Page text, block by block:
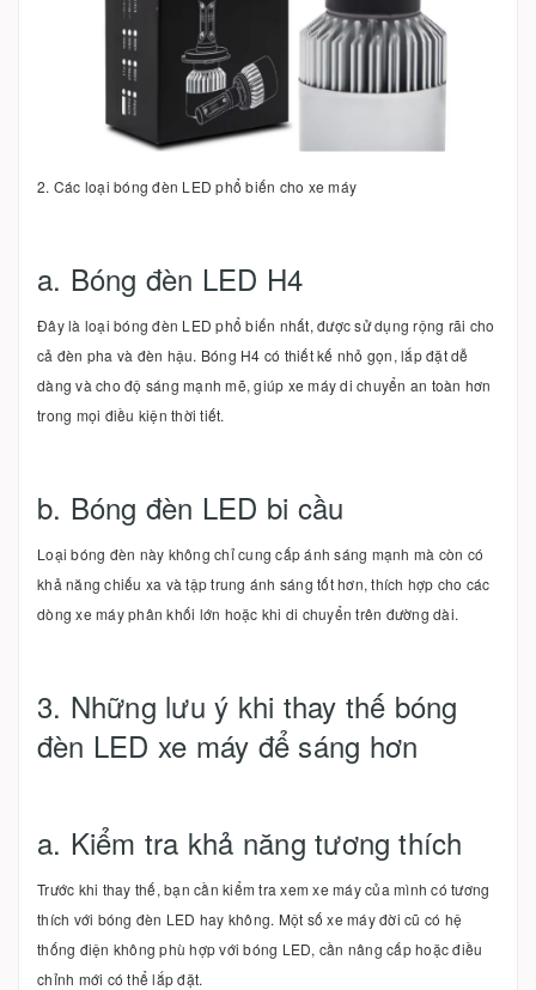
2. Các loại bóng đèn LED phổ biến cho xe máy
a. Bóng đèn LED H4
Đây là loại bóng đèn LED phổ biến nhất, được sử dụng rộng rãi cho
cả đèn pha và đèn hậu. Bóng H4 có thiết kế nhỏ gọn, lắp đặt dễ
dàng và cho độ sáng mạnh mẽ, giúp xe máy di chuyển an toàn hơn
trong mọi điều kiện thời tiết.
b. Bóng đèn LED bi cầu
Loại bóng đèn này không chỉ cung cấp ánh sáng mạnh mà còn có
khả năng chiếu xa và tập trung ánh sáng tốt hơn, thích hợp cho các
dòng xe máy phân khối lớn hoặc khi di chuyển trên đường dài.
3. Những lưu ý khi thay thế bóng
đèn LED xe máy để sáng hơn
a. Kiểm tra khả năng tương thích
Trước khi thay thế, bạn cần kiểm tra xem xe máy của mình có tương
thích với bóng đèn LED hay không. Một số xe máy đời cũ có hệ
thống điện không phù hợp với bóng LED, cần nâng cấp hoặc điều
chỉnh mới có thể lắp đặt.